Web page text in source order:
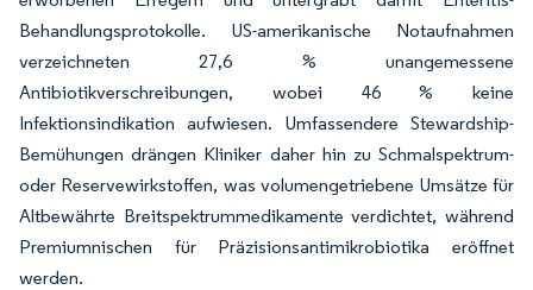
Behandlungsprotokolle. US-amerikanische Notaufnahmen
verzeichneten 27,6 % unangemessene
Antibiotikverschreibungen, wobei 46 % keine
Infektionsindikation aufwiesen. Umfassendere Stewardship-
Bemühungen drängen Kliniker daher hin zu Schmalspektrum-
oder Reservewirkstoffen, was volumengetriebene Umsätze für
Altbewährte Breitspektrummedikamente verdichtet, während
Premiumnischen für Präzisionsantimikrobiotika eröffnet
werden.